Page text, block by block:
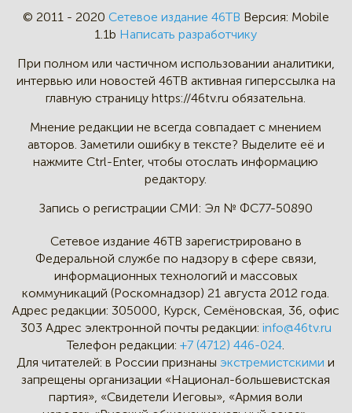
© 2011 - 2020 Сетевое издание 46ТВ Версия: Mobile
1.1b Написать разработчику
При полном или частичном использовании аналитики,
интервью или новостей 46TB активная гиперссылка на
главную страницу https://46tv.ru обязательна.
Мнение редакции не всегда совпадает с мнением
авторов. Заметили ошибку в тексте? Выделите её и
нажмите Ctrl-Enter, чтобы отослать информацию
редактору.
Запись о регистрации СМИ: Эл № ФС77-50890
Сетевое издание 46ТВ зарегистрировано в
Федеральной службе по надзору в сфере связи,
информационных технологий и массовых
коммуникаций (Роскомнадзор) 21 августа 2012 года.
Адрес редакции: 305000, Курск, Семёновская, 36, офис
303 Адрес электронной почты редакции: info@46tv.ru
Телефон редакции: +7 (4712) 446-024
Для читателей: в России признаныэкстремистскими и
запрещены организации «Национал-большевистская
партия», «Свидетели Иеговы», «Армия воли